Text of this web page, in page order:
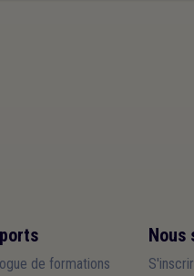
de formations
Nous